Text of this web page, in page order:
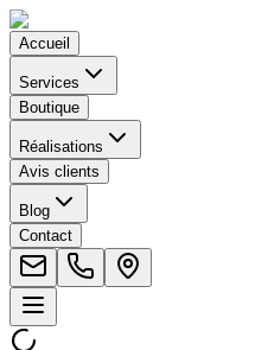
Accueil
Services
Boutique
Réalisations
Avis clients
Blog
Contact